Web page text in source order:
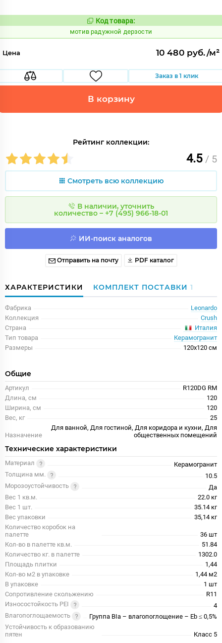
Код:
1040770
Код товара:
мотив радужной дерзости
Цена 10 480 руб./м²
Заказ в 1 клик
В корзину
Рейтинг коллекции:
4.5 / 5
Смотреть всю коллекцию
В наличии, уточнить
количество – +7 (495) 966-18-01
ИИ-поиск аналогов
Отправить на почту PDF каталог
ХАРАКТЕРИСТИКИ КОМПЛЕКТ ПОСТАВКИ 1
Фабрика
Leonardo
Коллекция
Crush
Страна
Италия
Тип товара
Керамогранит
Размеры
120x120 см
Общие
Артикул
R120DG RM
Длина, см
120
Ширина, см
120
Вес, кг
25
Назначение
Для ванной, Для гостиной, Для коридора и кухни, Для
общественных помещений
Технические характеристики
Материал
Керамогранит
Толщина мм.
10.5
Морозоустойчивость
Да
Вес 1 кв.м.
22.0 кг
Вес 1 шт.
35.14 кг
Вес упаковки
35,14 кг
Количество коробок на
палетте
36 шт
Кол-во в палетте кв.м.
51.84
Количество кг. в палетте
1302.0
Площадь плитки
1,44
Кол-во м2 в упаковке
1,44 м2
В упаковке
1 шт
Сопротивление скольжению
R11
Износостойкость PEI
4
Влагопоглощаемость
Группа BIa – влагопоглощение – Eb ≤ 0,5%
Устойчивость к образованию
пятен
Класс 5